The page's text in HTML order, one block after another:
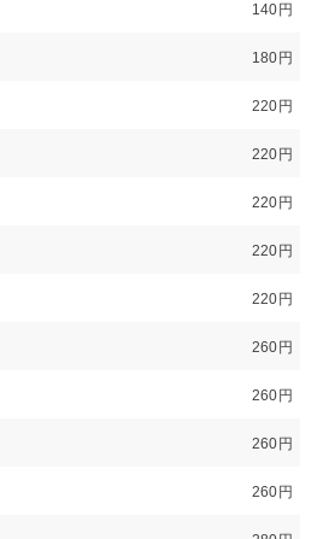
140円
180円
220円
220円
220円
220円
220円
260円
260円
260円
260円